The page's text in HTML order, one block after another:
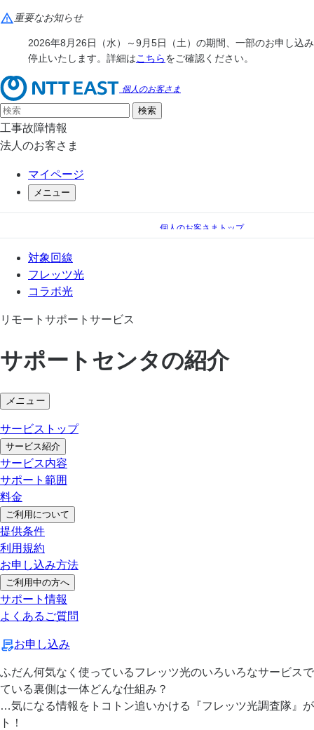
重要なお知らせ
2026年8月26日（水）～9月5日（土）の期間、一部のお申し込
停止いたします。詳細はこちらをご確認ください。
個人のお客さま
工事故障情報
法人のお客さま
マイページ
メニュー
個人のお客さまトップ
フレッツ光
対象回線
フレッツ光
コラボ光
リモートサポートサービス
サポートセンタの紹介
メニュー
サービストップ
サービス紹介
サービス内容
サポート範囲
料金
ご利用について
提供条件
利用規約
お申し込み方法
ご利用中の方へ
サポート情報
よくあるご質問
お申し込み
ふだん何気なく使っているフレッツ光のいろいろなサービス
ている裏側は一体どんな仕組み？
…気になる情報をトコトン追いかける『フレッツ光調査隊』
ト！